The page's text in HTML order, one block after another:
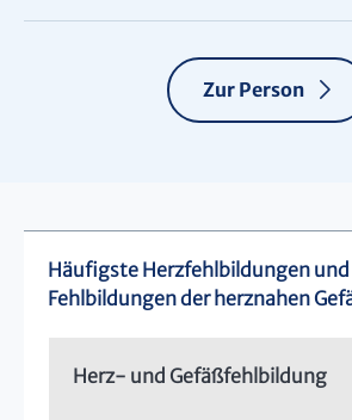
Zur Person
Häufigste Herzfehlbildungen und
Fehlbildungen der herznahen
Herz- und Gefäßfehlbildung